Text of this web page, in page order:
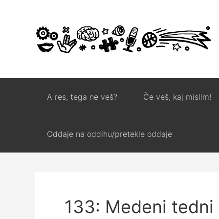
A res, tega ne veš? Če veš, kaj mislim!
Oddaje na oddihu/pretekle oddaje
133: Medeni tedni